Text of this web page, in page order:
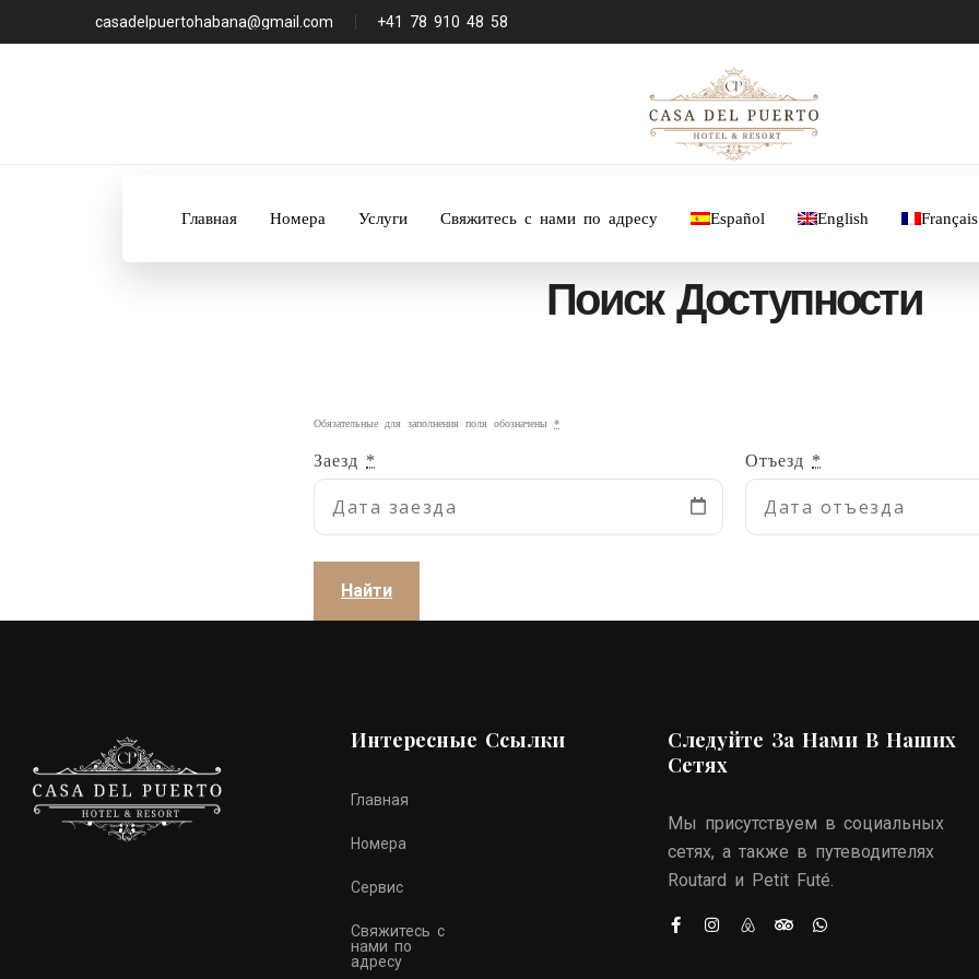
casadelpuertohabana@gmail.com +41 78 910 48 58
Главная Номера Услуги Свяжитесь с нами по адресу Español English Français
Поиск Доступности
Обязательные для заполнения поля обозначены *
Заезд * Отъезд *
Интересные Ссылки
Главная
Номера
Сервис
Свяжитесь с
нами по
адресу
Следуйте За Нами В Наших
Сетях
Мы присутствуем в социальных
сетях, а также в путеводителях
Routard и Petit Futé.